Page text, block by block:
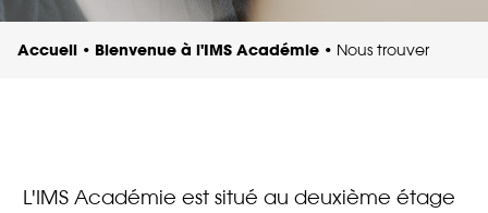
Accueil • Bienvenue à l'IMS Académie • Nous trouver
L'IMS Académie est situé au deuxième étage